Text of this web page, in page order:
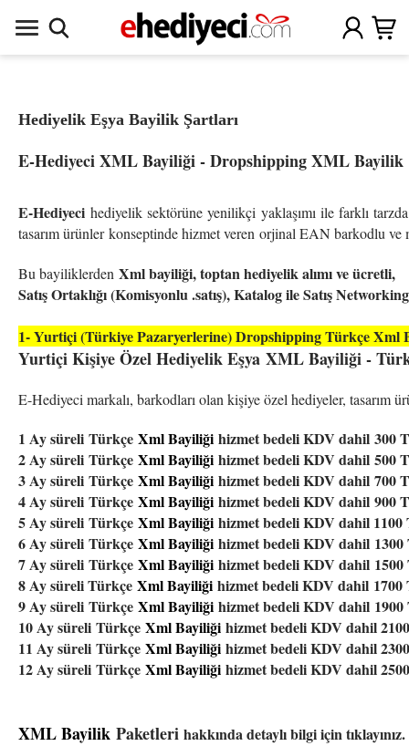
Hediyelik Eşya Bayilik Şartları
E-Hediyeci XML Bayiliği - Dropshipping XML Bayilik
E-Hediyeci hediyelik sektörüne yenilikçi yaklaşımı ile farklı
tasarım ürünler konseptinde hizmet veren orjinal EAN barkodlu
Bu bayiliklerden Xml bayiliği, toptan hediyelik alımı ve ücretli,
Satış Ortaklığı (Komisyonlu .satış), Katalog ile Satış
1- Yurtiçi (Türkiye Pazaryerlerine) Dropshipping Türkçe
Yurtiçi Kişiye Özel Hediyelik Eşya XML Bayiliği -
E-Hediyeci markalı, barkodları olan kişiye özel hediyeler,
1 Ay süreli Türkçe Xml Bayiliği hizmet bedeli KDV dahil 300
2 Ay süreli Türkçe Xml Bayiliği hizmet bedeli KDV dahil 500
3 Ay süreli Türkçe Xml Bayiliği hizmet bedeli KDV dahil 700
4 Ay süreli Türkçe Xml Bayiliği hizmet bedeli KDV dahil 900
5 Ay süreli Türkçe Xml Bayiliği hizmet bedeli KDV dahil
6 Ay süreli Türkçe Xml Bayiliği hizmet bedeli KDV dahil
7 Ay süreli Türkçe Xml Bayiliği hizmet bedeli KDV dahil
8 Ay süreli Türkçe Xml Bayiliği hizmet bedeli KDV dahil
9 Ay süreli Türkçe Xml Bayiliği hizmet bedeli KDV dahil
10 Ay süreli Türkçe Xml Bayiliği hizmet bedeli KDV dahil
11 Ay süreli Türkçe Xml Bayiliği hizmet bedeli KDV dahil
12 Ay süreli Türkçe Xml Bayiliği hizmet bedeli KDV dahil
XML Bayilik Paketleri hakkında detaylı bilgi için tıklayınız.